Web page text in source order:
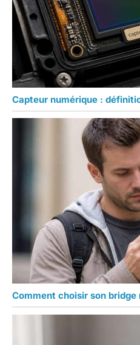
Capteur numérique :
Comment choisir son bridge